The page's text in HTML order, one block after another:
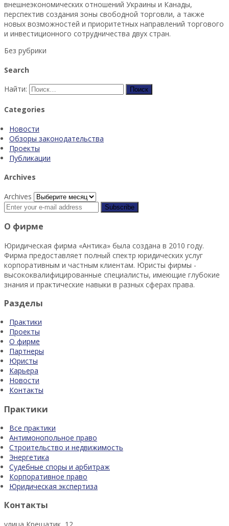
внешнеэкономических отношений Украины и Канады,
перспектив создания зоны свободной торговли, а также
новых возможностей и приоритетных направлений торгового
и инвестиционного сотрудничества двух стран.
Без рубрики
Search
Найти:
Categories
Новости
Обзоры законодательства
Проекты
Публикации
Archives
Archives
О фирме
Юридическая фирма «Антика» была создана в 2010 году.
Фирма предоставляет полный спектр юридических услуг
корпоративным и частным клиентам. Юристы фирмы -
высококвалифицированные специалисты, имеющие глубокие
знания и практические навыки в разных сферах права.
Разделы
Практики
Проекты
О фирме
Партнеры
Юристы
Карьера
Новости
Контакты
Практики
Все практики
Антимонопольное право
Строительство и недвижимость
Энергетика
Судебные споры и арбитраж
Корпоративное право
Юридическая экспертиза
Контакты